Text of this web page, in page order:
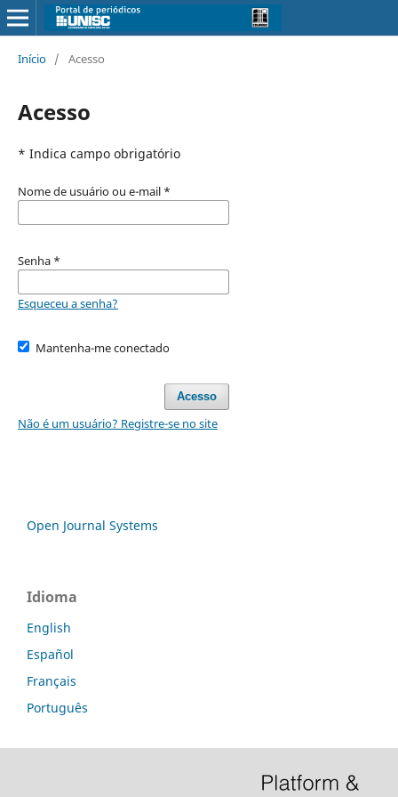
Início / Acesso
Acesso
* Indica campo obrigatório
Nome de usuário ou e-mail *
Senha *
Esqueceu a senha?
Mantenha-me conectado
Acesso
Não é um usuário? Registre-se no site
Open Journal Systems
Idioma
English
Español
Français
Português